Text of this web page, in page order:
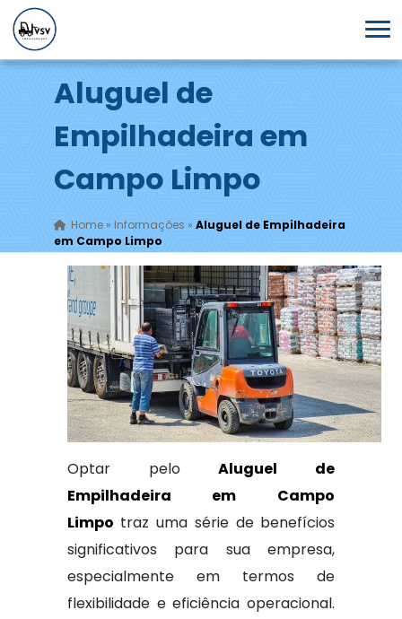
Aluguel de
Empilhadeira em
Campo Limpo
Home» Informações » Aluguel de Empilhadeira
em Campo Limpo
Optar peloAluguel de
Empilhadeira em Campo
Limpo traz uma série de benefícios
significativos para sua empresa,
especialmente em termos de
flexibilidade e eficiência operacional.